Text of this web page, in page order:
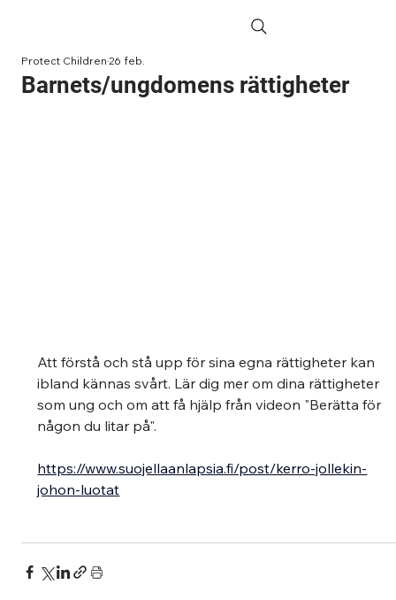
Barnets/ungdomens rättigheter
Protect Children26 feb.
Att förstå och stå upp för sina egna rättigheter kan
ibland kännas svårt. Lär dig mer om dina rättigheter
som ung och om att få hjälp från videon "Berätta för
någon du litar på".
https://www.suojellaanlapsia.fi/post/kerro-jollekin-
johon-luotat